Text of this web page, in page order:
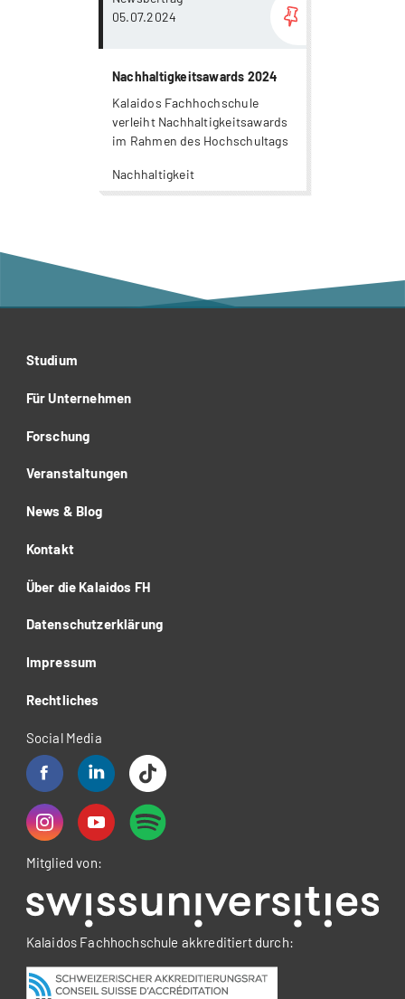
05.07.2024
Nachhaltigkeitsawards 2024
Kalaidos Fachhochschule
verleiht Nachhaltigkeitsawards
im Rahmen des Hochschultags
Nachhaltigkeit
Studium
Für Unternehmen
Forschung
Veranstaltungen
News & Blog
Kontakt
Über die Kalaidos FH
Datenschutzerklärung
Impressum
Rechtliches
Social Media
Mitglied von:
Kalaidos Fachhochschule akkreditiert durch: